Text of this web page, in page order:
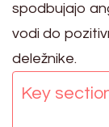
spodbujajo
vodi do
deležnike.
Key